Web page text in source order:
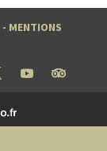
- MENTIONS